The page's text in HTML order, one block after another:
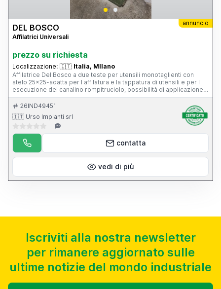
annuncio
DEL BOSCO
Affilatrici Universali
prezzo su richiesta
Localizzazione: 🇮🇹 Italia, MIlano
Affilatrice Del Bosco a due teste per utensili monotaglienti con
stelo 25x25-adatta per l affilatura e la tappatura di utensili e per l
esecuzione del canalino rompitruciolo, possibilità di applicazione
dell apparecchio per l affilatura di punte elicoidali.
26IND49451
🇮🇹 Urso Impianti srl
contatta
vedi di più
Iscriviti alla nostra newsletter
per rimanere aggiornato sulle
ultime notizie del mondo industriale